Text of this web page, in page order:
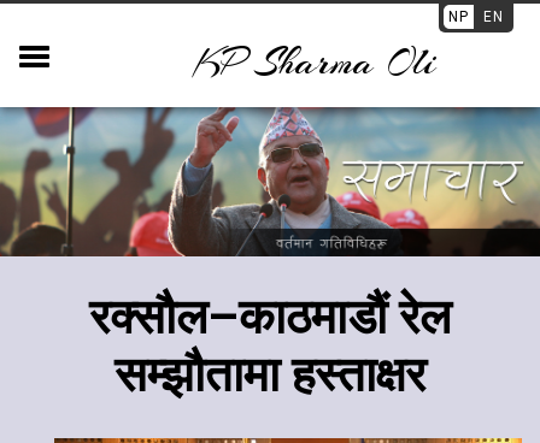
NP EN
KP Sharma Oli
रक्सौल–काठमाडौं रेल
सम्झौतामा हस्ताक्षर